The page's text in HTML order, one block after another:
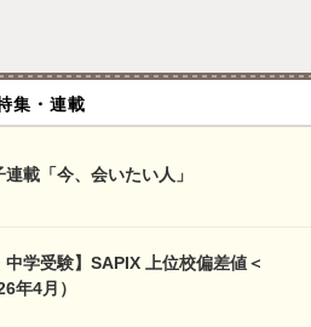
集・連載
載「今、会いたい人」
学受験】SAPIX 上位校偏差値＜
年4月）